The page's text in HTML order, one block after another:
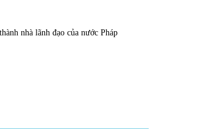
nhà lãnh đạo của nước Pháp